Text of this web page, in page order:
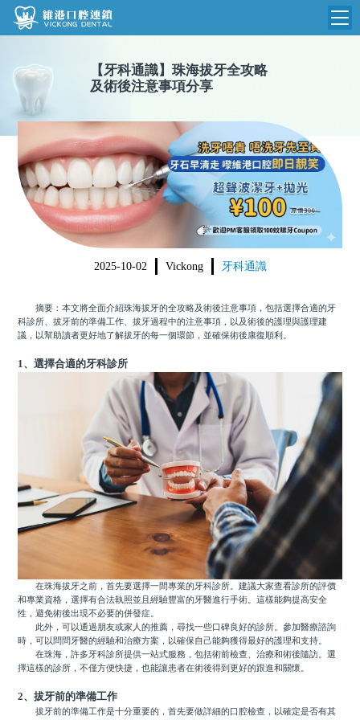
維港首頁
品牌介紹
環境設備
醫院新聞
收費標準
N
收費總表
植牙收費
根管收費
美學收費
箍牙收費
醫生團隊
門診時間
【 牙科通識】 珠海拔牙全攻略
及術後注意事項分享
2025-10-02 Vickong 牙科通識
摘要：本文將全面介紹珠海拔牙的全攻略及術後注意事項，包括選擇合適的牙
科診所、拔牙前的準備工作、拔牙過程中的注意事項，以及術後的護理與護理建
議，以幫助讀者更好地了解拔牙的每一個環節，並確保術後康復順利。
1、選擇合適的牙科診所
在珠海拔牙之前，首先要選擇一間專業的牙科診所。建議大家查看診所的評價
和專業資格，選擇有合法執照並且經驗豐富的牙醫進行手術。這樣能夠提高安全
性，避免術後出現不必要的併發症。
此外，可以通過朋友或家人的推薦，尋找一些口碑良好的診所。參加醫療諮詢
時，可以問問牙醫的經驗和治療方案，以確保自己能夠獲得最好的護理和支持。
在珠海，許多牙科診所提供一站式服務，包括術前檢查、治療和術後隨訪。選
擇這樣的診所，不僅方便快捷，也能讓患者在術後得到更好的跟進和關懷。
2、拔牙前的準備工作
拔牙前的準備工作是十分重要的，首先要做詳細的口腔檢查，以確定是否有其